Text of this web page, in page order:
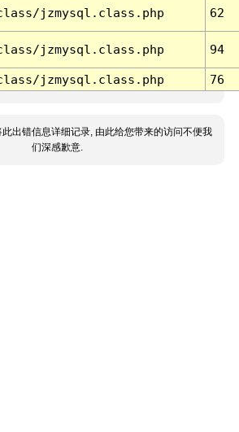
jzmysql.class.php 62
jzmysql.class.php 94
jzmysql.class.php 76
此出错信息详细记录, 由此给您带来的访问不便我
们深感歉意.